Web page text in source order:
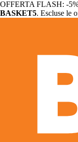
OFFERTA FLASH: -
BASKET5. Escluse le